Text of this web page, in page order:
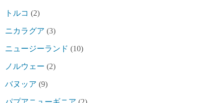
トルコ (2)
ニカラグア (3)
ニュージーランド (10)
ノルウェー (2)
バヌッア (9)